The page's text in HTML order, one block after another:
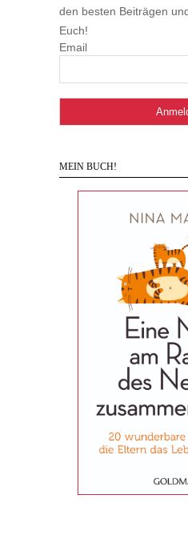
den besten Beiträgen
Euch!
Email
MEIN BUCH!